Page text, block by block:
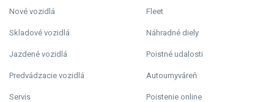
Nové vozidlá
Skladové vozidlá
Jazdené vozidlá
Predvádzacie vozidlá
Servis
Fleet
Náhradné diely
Poistné udalosti
Autoumyváreň
Poistenie online